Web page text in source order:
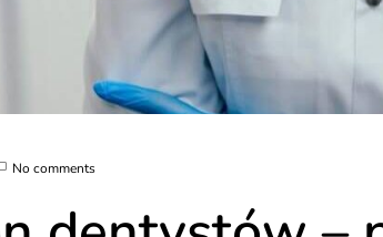
No comments